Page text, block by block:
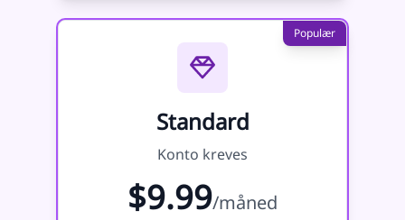
Populær
Standard
Konto kreves
$9.99/måned